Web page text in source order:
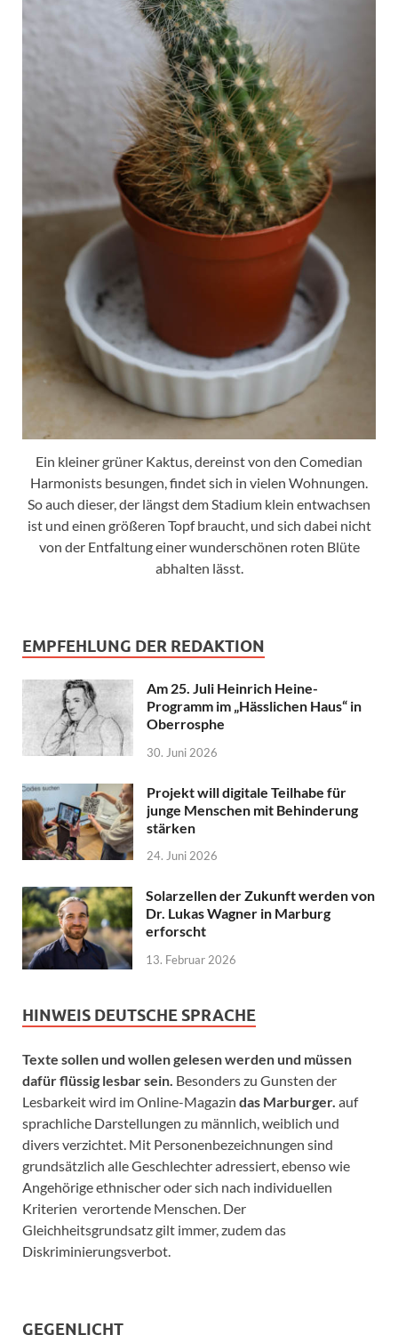
Ein kleiner grüner Kaktus, dereinst von den Comedian
Harmonists besungen, findet sich in vielen Wohnungen.
So auch dieser, der längst dem Stadium klein entwachsen
ist und einen größeren Topf braucht, und sich dabei nicht
von der Entfaltung einer wunderschönen roten Blüte
abhalten lässt.
EMPFEHLUNG DER REDAKTION
Am 25. Juli Heinrich Heine-
Programm im „Hässlichen Haus“ in
Oberrosphe
30. Juni 2026
Projekt will digitale Teilhabe für
junge Menschen mit Behinderung
stärken
24. Juni 2026
Solarzellen der Zukunft werden von
Dr. Lukas Wagner in Marburg
erforscht
13. Februar 2026
HINWEIS DEUTSCHE SPRACHE
Texte sollen und wollen gelesen werden und müssen
dafür flüssig lesbar sein. Besonders zu Gunsten der
Lesbarkeit wird im Online-Magazin das Marburger. auf
sprachliche Darstellungen zu männlich, weiblich und
divers verzichtet. Mit Personenbezeichnungen sind
grundsätzlich alle Geschlechter adressiert, ebenso wie
Angehörige ethnischer oder sich nach individuellen
Kriterien verortende Menschen. Der
Gleichheitsgrundsatz gilt immer, zudem das
Diskriminierungsverbot.
GEGENLICHT